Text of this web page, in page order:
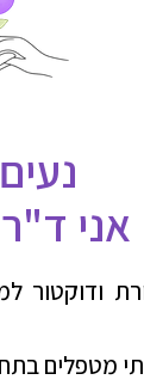
אני
ודוקטור
מטפלים